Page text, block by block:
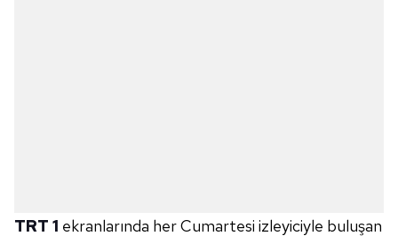
TRT 1 ekranlarında her Cumartesi izleyiciyle buluşan